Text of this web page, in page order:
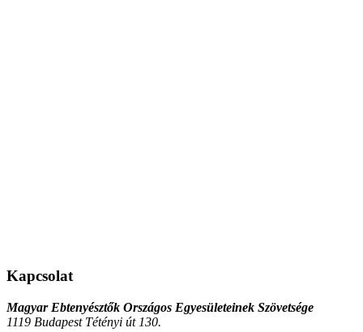
Kapcsolat
Magyar Ebtenyésztők Országos Egyesületeinek Szövetsége
1119 Budapest Tétényi út 130.